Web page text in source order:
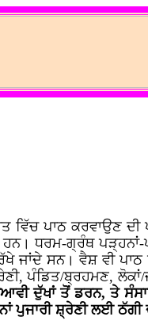
ਪਾਠ ਕਰਵਾਉਣ ਦੀ
ਧਰਮ-ਗ੍ਰੰਥ ਪੜ੍ਹਨਾਂ-
ਸਨ। ਵੈਸ਼ ਵੀ ਪਾਠ
ਪੰਡਿਤ/ਬ੍ਰਹਮਣ,
ਦੁੱਖਾਂ ਤੋਂ ਡਰਨ, ਤੇ
ਪੁਜਾਰੀ ਸ਼੍ਰੇਣੀ ਲਈ ਠੱਗੀ